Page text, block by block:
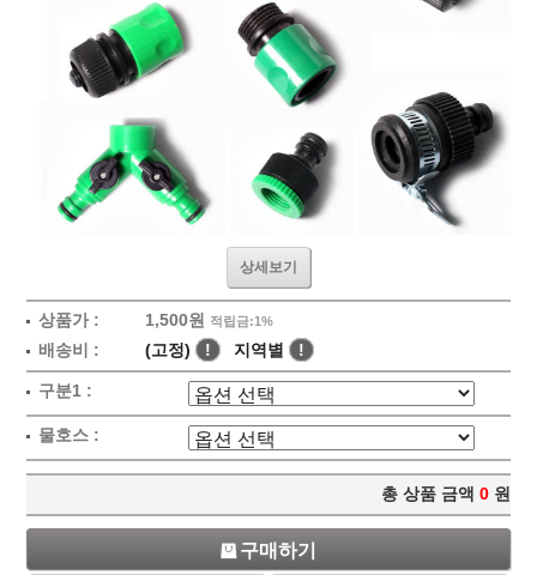
상세보기
상품가 : 1,500원 적립금:1%
배송비 : (고정) ! 지역별 !
구분1 :
물호스 :
총 상품 금액 0 원
구매하기